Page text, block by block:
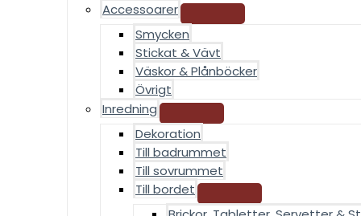
Accessoarer
Smycken
Stickat & Vävt
Väskor & Plånböcker
Övrigt
Inredning
Dekoration
Till badrummet
Till sovrummet
Till bordet